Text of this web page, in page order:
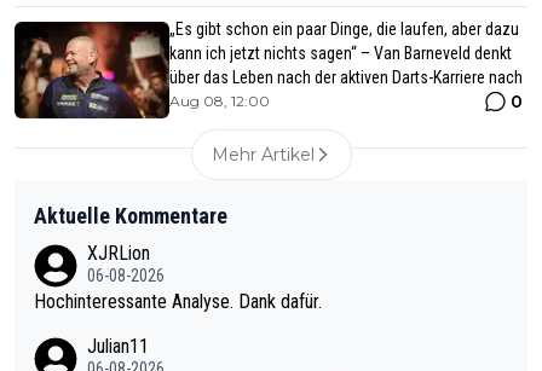
„Es gibt schon ein paar Dinge, die laufen, aber dazu
kann ich jetzt nichts sagen“ – Van Barneveld denkt
über das Leben nach der aktiven Darts-Karriere nach
Aug 08, 12:00 0
Mehr Artikel
Aktuelle Kommentare
XJRLion
06-08-2026
Hochinteressante Analyse. Dank dafür.
Julian11